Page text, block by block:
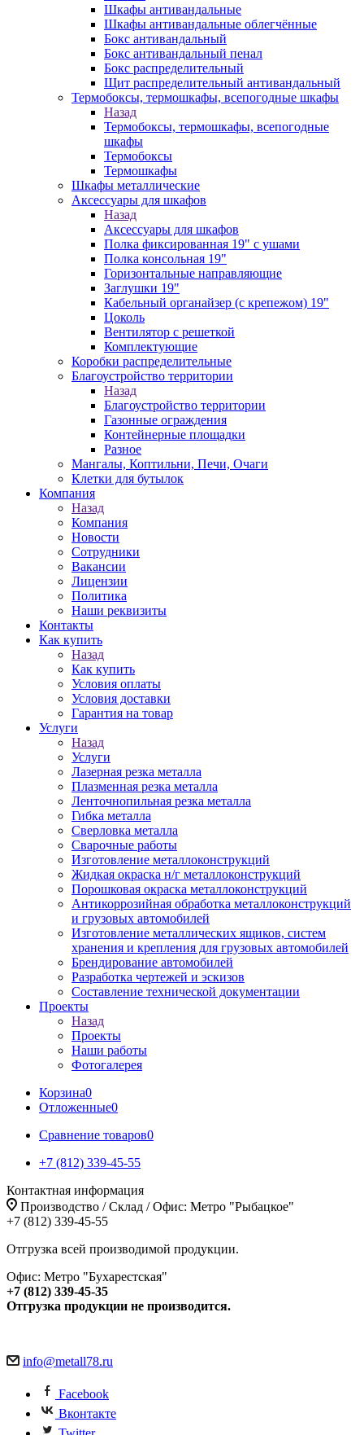
Шкафы антивандальные
Шкафы антивандальные облегчённые
Бокс антивандальный
Бокс антивандальный пенал
Бокс распределительный
Щит распределительный антивандальный
Термобоксы, термошкафы, всепогодные шкафы
Назад
Термобоксы, термошкафы, всепогодные
шкафы
Термобоксы
Термошкафы
Шкафы металлические
Аксессуары для шкафов
Назад
Аксессуары для шкафов
Полка фиксированная 19" с ушами
Полка консольная 19"
Горизонтальные направляющие
Заглушки 19"
Кабельный органайзер (с крепежом) 19"
Цоколь
Вентилятор с решеткой
Комплектующие
Коробки распределительные
Благоустройство территории
Назад
Благоустройство территории
Газонные ограждения
Контейнерные площадки
Разное
Мангалы, Коптильни, Печи, Очаги
Клетки для бутылок
Компания
Назад
Компания
Новости
Сотрудники
Вакансии
Лицензии
Политика
Наши реквизиты
Контакты
Как купить
Назад
Как купить
Условия оплаты
Условия доставки
Гарантия на товар
Услуги
Назад
Услуги
Лазерная резка металла
Плазменная резка металла
Ленточнопильная резка металла
Гибка металла
Сверловка металла
Сварочные работы
Изготовление металлоконструкций
Жидкая окраска н/г металлоконструкций
Порошковая окраска металлоконструкций
Антикоррозийная обработка металлоконструкций
и грузовых автомобилей
Изготовление металлических ящиков, систем
хранения и крепления для грузовых автомобилей
Брендирование автомобилей
Разработка чертежей и эскизов
Составление технической документации
Проекты
Назад
Проекты
Наши работы
Фотогалерея
Корзина0
Отложенные0
Сравнение товаров0
+7 (812) 339-45-55
Контактная информация
Производство / Склад / Офис: Метро "Рыбацкое"
+7 (812) 339-45-55
Отгрузка всей производимой продукции.
Офис: Метро "Бухарестская"
+7 (812) 339-45-35
Отгрузка продукции не производится.
info@metall78.ru
Facebook
Вконтакте